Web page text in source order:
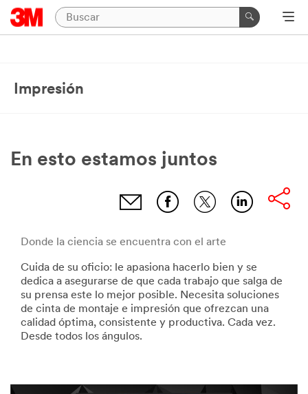
Impresión
En esto estamos juntos
Donde la ciencia se encuentra con el arte
Cuida de su oficio: le apasiona hacerlo bien y se
dedica a asegurarse de que cada trabajo que salga de
su prensa este lo mejor posible. Necesita soluciones
de cinta de montaje e impresión que ofrezcan una
calidad óptima, consistente y productiva. Cada vez.
Desde todos los ángulos.